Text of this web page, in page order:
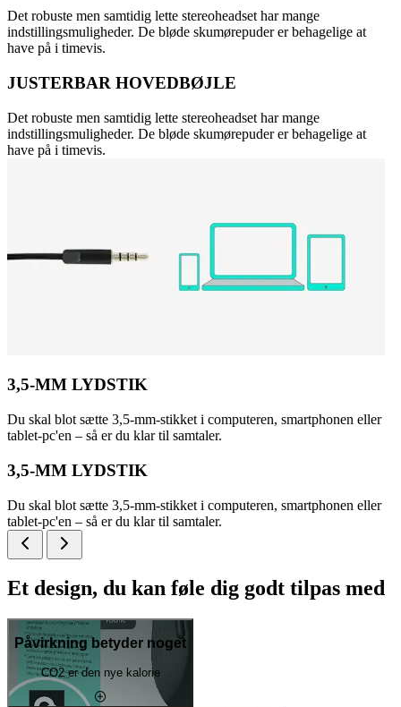
Det robuste men samtidig lette stereoheadset har mange
indstillingsmuligheder. De bløde skumørepuder er behagelige at
have på i timevis.
JUSTERBAR HOVEDBØJLE
Det robuste men samtidig lette stereoheadset har mange
indstillingsmuligheder. De bløde skumørepuder er behagelige at
have på i timevis.
3,5-MM LYDSTIK
Du skal blot sætte 3,5-mm-stikket i computeren, smartphonen eller
tablet-pc'en – så er du klar til samtaler.
3,5-MM LYDSTIK
Du skal blot sætte 3,5-mm-stikket i computeren, smartphonen eller
tablet-pc'en – så er du klar til samtaler.
Et design, du kan føle dig godt tilpas med
Påvirkning betyder noget
CO2 er den nye kalorie